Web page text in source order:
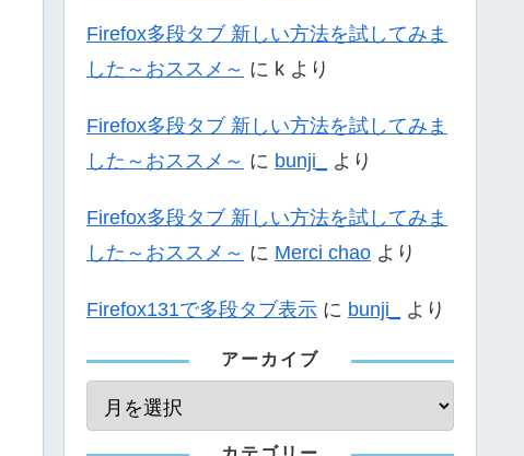
Firefox多段タブ 新しい方法を試してみま
した～おススメ～ に k より
Firefox多段タブ 新しい方法を試してみま
した～おススメ～ に bunji_ より
Firefox多段タブ 新しい方法を試してみま
した～おススメ～ に Merci chao より
Firefox131で多段タブ表示 に bunji_ より
アーカイブ